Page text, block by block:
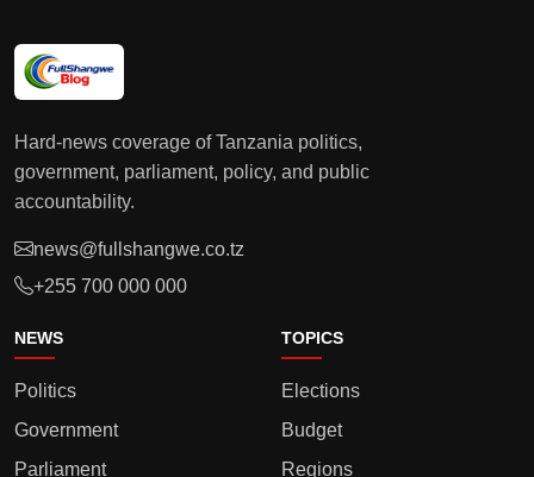
Hard-news coverage of Tanzania politics,
government, parliament, policy, and public
accountability.
news@fullshangwe.co.tz
+255 700 000 000
NEWS
Politics
Government
Parliament
TOPICS
Elections
Budget
Regions